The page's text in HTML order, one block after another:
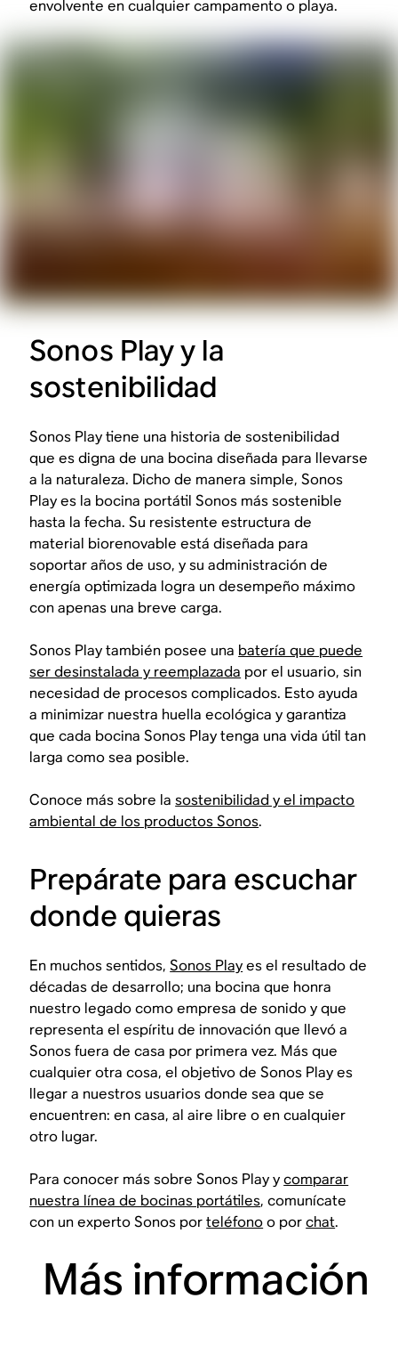
envolvente en cualquier campamento o playa.
Sonos Play y la
sostenibilidad
Sonos Play tiene una historia de sostenibilidad
que es digna de una bocina diseñada para llevarse
a la naturaleza. Dicho de manera simple, Sonos
Play es la bocina portátil Sonos más sostenible
hasta la fecha. Su resistente estructura de
material biorenovable está diseñada para
soportar años de uso, y su administración de
energía optimizada logra un desempeño máximo
con apenas una breve carga.
Sonos Play también posee una batería que puede
ser desinstalada y reemplazada por el usuario, sin
necesidad de procesos complicados. Esto ayuda
a minimizar nuestra huella ecológica y garantiza
que cada bocina Sonos Play tenga una vida útil tan
larga como sea posible.
Conoce más sobre lasostenibilidad y el impacto
ambiental de los productos Sonos.
Prepárate para escuchar
donde quieras
En muchos sentidos,Sonos Playes el resultado de
décadas de desarrollo; una bocina que honra
nuestro legado como empresa de sonido y que
representa el espíritu de innovación que llevó a
Sonos fuera de casa por primera vez. Más que
cualquier otra cosa, el objetivo de Sonos Play es
llegar a nuestros usuarios donde sea que se
encuentren: en casa, al aire libre o en cualquier
otro lugar.
Para conocer más sobre Sonos Play ycomparar
nuestra línea de bocinas portátiles, comunícate
con un experto Sonos porteléfonoo porchat.
Más información